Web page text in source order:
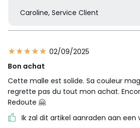
Caroline, Service Client
02/09/2025
Bon achat
Cette malle est solide. Sa couleur
regrette pas du tout mon achat.
Redoute 🤗
Ik zal dit artikel aanraden aan een